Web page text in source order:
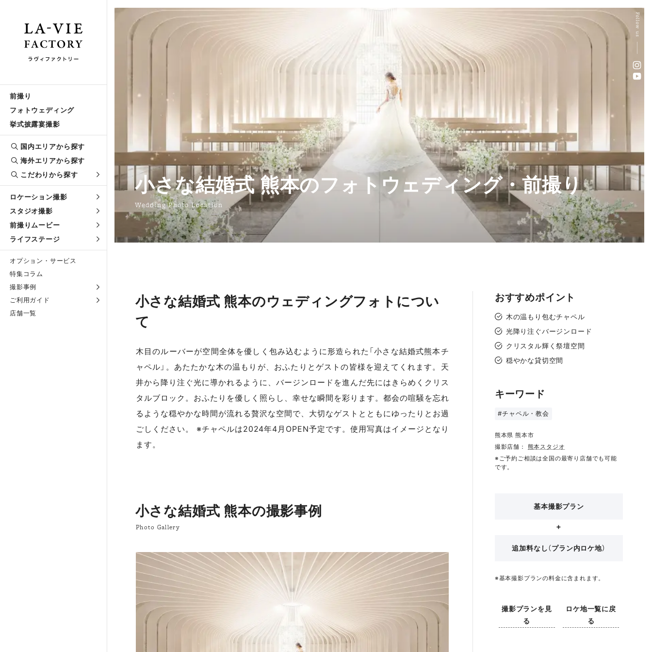
前撮り
フォトウェディング
挙式披露宴撮影
国内エリアから探す
海外エリアから探す
こだわりから探す
ロケーション撮影
スタジオ撮影
前撮りムービー
ライフステージ
オプション・サービス
特集コラム
撮影事例
ご利用ガイド
店舗一覧
小さな結婚式 熊本のフォトウェディング・前撮り
Wedding Photo Location
Follow us
小さな結婚式 熊本のウェディングフォトについ
て
木目のルーバーが空間全体を優しく包み込むように形造られた「小さな結婚式熊本チ
ャペル」。あたたかな木の温もりが、おふたりとゲストの皆様を迎えてくれます。天
井から降り注ぐ光に導かれるように、バージンロードを進んだ先にはきらめくクリス
タルブロック。おふたりを優しく照らし、幸せな瞬間を彩ります。都会の喧騒を忘れ
るような穏やかな時間が流れる贅沢な空間で、大切なゲストとともにゆったりとお過
ごしください。 ※チャペルは2024年4月OPEN予定です。使用写真はイメージとなり
ます。
小さな結婚式 熊本の撮影事例
Photo Gallery
おすすめポイント
木の温もり包むチャペル
光降り注ぐバージンロード
クリスタル輝く祭壇空間
穏やかな貸切空間
キーワード
#チャペル・教会
熊本県 熊本市
撮影店舗： 熊本スタジオ
※ご予約ご相談は全国の最寄り店舗でも可能
です。
基本撮影プラン
追加料なし（プラン内ロケ地）
※基本撮影プランの料金に含まれます。
撮影プランを見
る
ロケ地一覧に戻
る